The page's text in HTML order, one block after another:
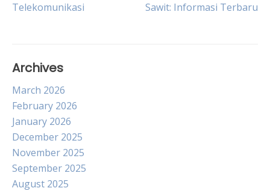
navigation
Telekomunikasi
Sawit: Informasi Terbaru
Archives
March 2026
February 2026
January 2026
December 2025
November 2025
September 2025
August 2025